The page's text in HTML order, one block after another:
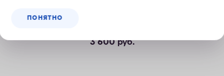
Аквафор Кристалл на год
3 600руб.
ПОНЯТНО